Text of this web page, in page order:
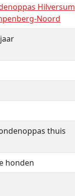
Hilversum
Noord
thuis
honden